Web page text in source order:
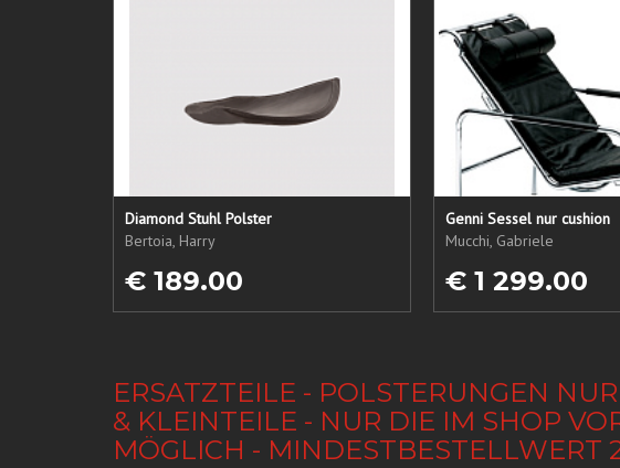
Diamond Stuhl Polster
Bertoia, Harry
€ 189.00
Genni Sessel nur cushion
Mucchi, Gabriele
€ 1 299.00
ERSATZTEILE - POLSTERUNGEN
& KLEINTEILE - NUR DIE IM SHOP
MÖGLICH -